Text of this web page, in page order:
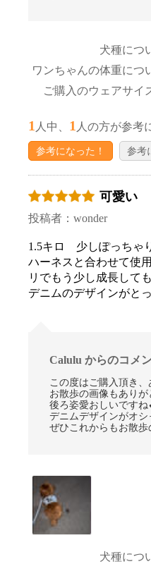
犬種につ
ワンちゃんの体重につ
ご購入のウェアサイ
1 人中、 1 人の方が参考
参考になった！ 参考
可愛い
投稿者：wonder
1.5キロ 少しぽっちゃ
ハーネスと合わせて使
リでもう少し成長して
デニムのデザインがと
Calulu からのコメ
この度はご購入頂き、
お散歩の画像もあり
後ろ姿愛おしいですね
デニムデザインがオシ
ぜひこれからもお散
犬種につ